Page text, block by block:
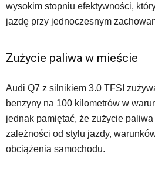
wysokim stopniu efektywności,
jazdę przy jednoczesnym
Zużycie paliwa w mieście
Audi Q7 z silnikiem 3.0 TFSI
benzyny na 100 kilometrów w
jednak pamiętać, że zużycie
zależności od stylu jazdy,
obciążenia samochodu.